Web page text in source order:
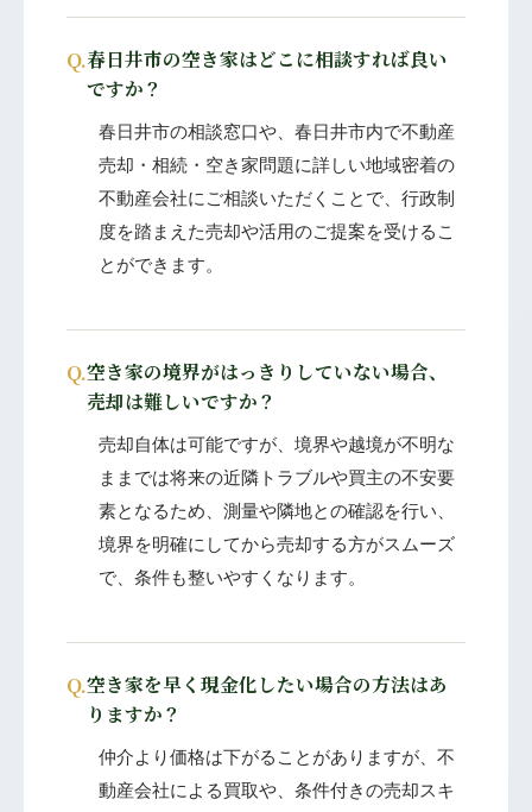
Q.春日井市の空き家はどこに相談すれば良い
ですか？
春日井市の相談窓口や、春日井市内で不動産
売却・相続・空き家問題に詳しい地域密着の
不動産会社にご相談いただくことで、行政制
度を踏まえた売却や活用のご提案を受けるこ
とができます。
Q.空き家の境界がはっきりしていない場合、
売却は難しいですか？
売却自体は可能ですが、境界や越境が不明な
ままでは将来の近隣トラブルや買主の不安要
素となるため、測量や隣地との確認を行い、
境界を明確にしてから売却する方がスムーズ
で、条件も整いやすくなります。
Q.空き家を早く現金化したい場合の方法はあ
りますか？
仲介より価格は下がることがありますが、不
動産会社による買取や、条件付きの売却スキ